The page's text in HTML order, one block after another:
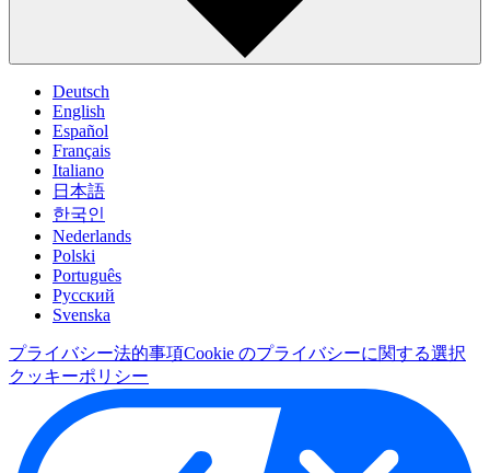
Deutsch
English
Español
Français
Italiano
日本語
한국인
Nederlands
Polski
Português
Pусский
Svenska
プライバシー法的事項Cookie のプライバシーに関する選択
クッキーポリシー